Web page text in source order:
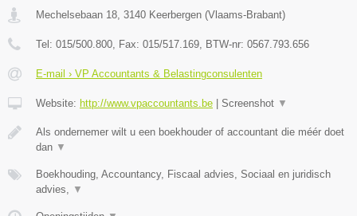
Mechelsebaan 18, 3140 Keerbergen (Vlaams-Brabant)
Tel: 015/500.800, Fax: 015/517.169, BTW-nr: 0567.793.656
E-mail › VP Accountants & Belastingconsulenten
Website: http://www.vpaccountants.be Screenshot ▼
Als ondernemer wilt u een boekhouder of accountant die méér doet
dan ▼
Boekhouding, Accountancy, Fiscaal advies, Sociaal en juridisch
advies, ▼